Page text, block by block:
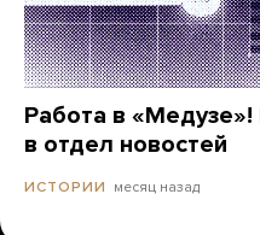
Работа в
в отдел новостей
ИСТОРИИ месяц назад